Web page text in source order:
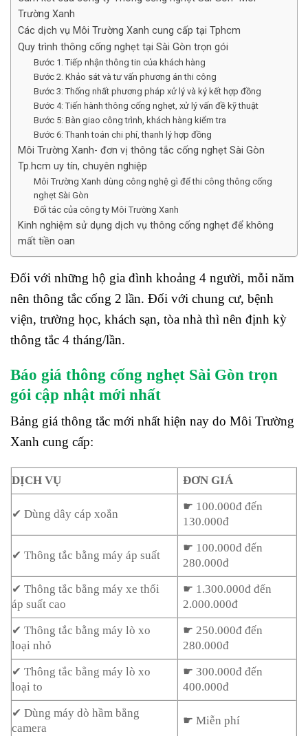
Trường Xanh
Các dịch vụ Môi Trường Xanh cung cấp tại Tphcm
Quy trình thông cống nghẹt tại Sài Gòn trọn gói
Bước 1. Tiếp nhận thông tin của khách hàng
Bước 2. Khảo sát và tư vấn phương án thi công
Bước 3: Thống nhất phương pháp xử lý và ký kết hợp đồng
Bước 4: Tiến hành thông cống nghẹt, xử lý vấn đề kỹ thuật
Bước 5: Bàn giao công trình, khách hàng kiểm tra
Bước 6: Thanh toán chi phí, thanh lý hợp đồng
Môi Trường Xanh- đơn vị thông tắc cống nghẹt Sài Gòn
Tp.hcm uy tín, chuyên nghiệp
Môi Trường Xanh dùng công nghệ gì để thi công thông cống
nghẹt Sài Gòn
Đối tác của công ty Môi Trường Xanh
Kinh nghiệm sử dụng dịch vụ thông cống nghẹt để không
mất tiền oan
Đối với những hộ gia đình khoảng 4 người, mỗi năm
nên thông tắc cống 2 lần. Đối với chung cư, bệnh
viện, trường học, khách sạn, tòa nhà thì nên định kỳ
thông tắc 4 tháng/lần.
Báo giá thông cống nghẹt Sài Gòn trọn
gói cập nhật mới nhất
Bảng giá thông tắc mới nhất hiện nay do Môi Trường
Xanh cung cấp:
DỊCH VỤ ĐƠN GIÁ
✔ Dùng dây cáp xoắn
☛ 100.000đ đến
130.000đ
✔ Thông tắc bằng máy áp suất
☛ 100.000đ đến
280.000đ
✔ Thông tắc bằng máy xe thổi
áp suất cao
☛ 1.300.000đ đến
2.000.000đ
✔ Thông tắc bằng máy lò xo
loại nhỏ
☛ 250.000đ đến
280.000đ
✔ Thông tắc bằng máy lò xo
loại to
☛ 300.000đ đến
400.000đ
✔ Dùng máy dò hầm bằng
camera
☛ Miễn phí